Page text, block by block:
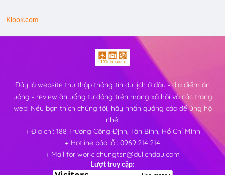
Klook.com
Đây là website thu thập thông tin du lịch ở đâu - địa điểm ăn
uông - review ăn uống tự động trên mạng xã hội và các trang
web! Nếu bạn thích chúng tôi, hãy nhấn quảng cáo để ủng hộ
nhé!
+ Địa chỉ: 188 Trương Công Định, Tân Bình, Hồ Chí Minh
+ Hotline báo lỗi: 0969.214.214
+ Mail for work: chungtsn@dulichdau.com
Lượt truy cập: